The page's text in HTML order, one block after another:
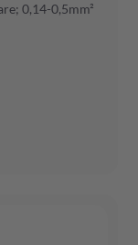
0,14-0,5mm²